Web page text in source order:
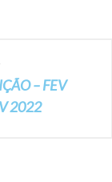
– FEV
2022